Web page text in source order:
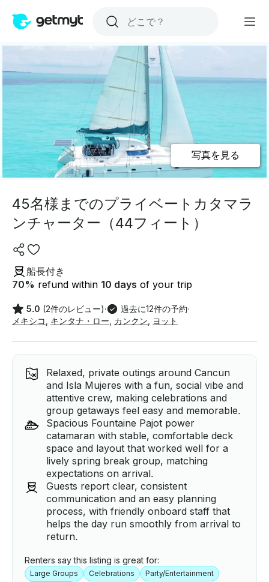
写真を見る
45名様までのプライベートカタマラ
ンチャーター（44フィート）
船長付き
70% refund within 10 days of your trip
5.0 (2件のレビュー)· 過去に12件の予約·
メキシコ
キンタナ・ロー カンクン ヨット
Relaxed, private outings around Cancun
and Isla Mujeres with a fun, social vibe and
attentive crew, making celebrations and
group getaways feel easy and memorable.
Spacious Fountaine Pajot power
catamaran with stable, comfortable deck
space and layout that worked well for a
lively spring break group, matching
expectations on arrival.
Guests report clear, consistent
communication and an easy planning
process, with friendly onboard staff that
helps the day run smoothly from arrival to
return.
Renters say this listing is great for:
Large Groups Celebrations
Party/Entertainment